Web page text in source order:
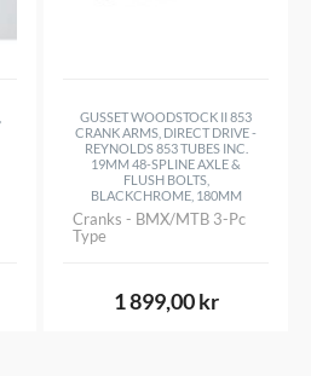
GUSSET WOODSTOCK II 853
CRANK ARMS, DIRECT DRIVE -
REYNOLDS 853 TUBES INC.
19MM 48-SPLINE AXLE &
FLUSH BOLTS,
BLACKCHROME, 180MM
Cranks - BMX/MTB 3-Pc
Type
1 899,00 kr